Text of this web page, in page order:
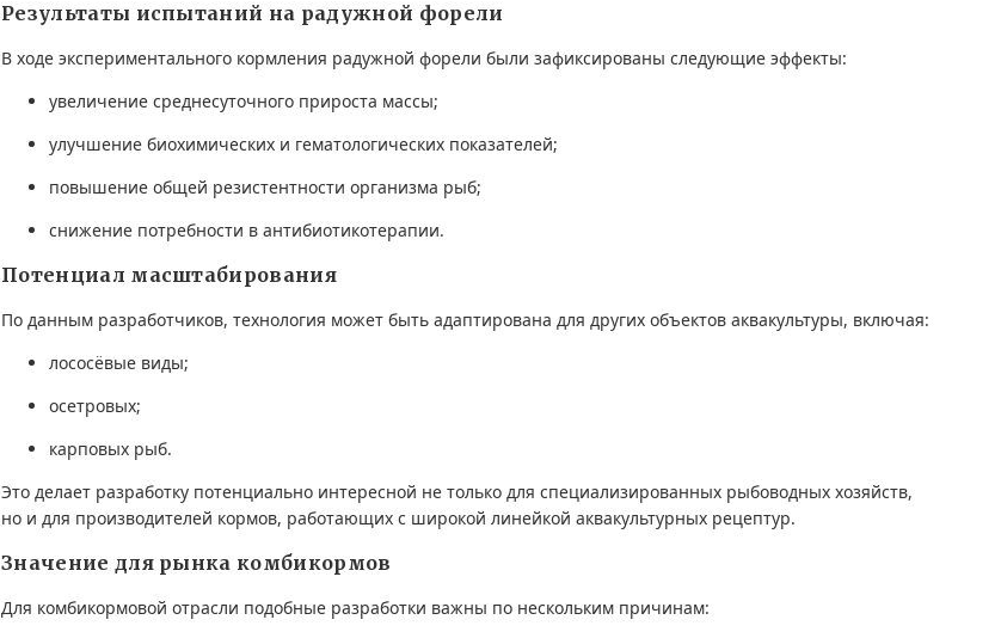
Результаты испытаний на радужной форели
В ходе экспериментального кормления радужной форели были зафиксированы следующие эффекты:
увеличение среднесуточного прироста массы;
улучшение биохимических и гематологических показателей;
повышение общей резистентности организма рыб;
снижение потребности в антибиотикотерапии.
Потенциал масштабирования
По данным разработчиков, технология может быть адаптирована для других объектов аквакультуры, включая:
лососёвые виды;
осетровых;
карповых рыб.
Это делает разработку потенциально интересной не только для специализированных рыбоводных хозяйств,
но и для производителей кормов, работающих с широкой линейкой аквакультурных рецептур.
Значение для рынка комбикормов
Для комбикормовой отрасли подобные разработки важны по нескольким причинам: